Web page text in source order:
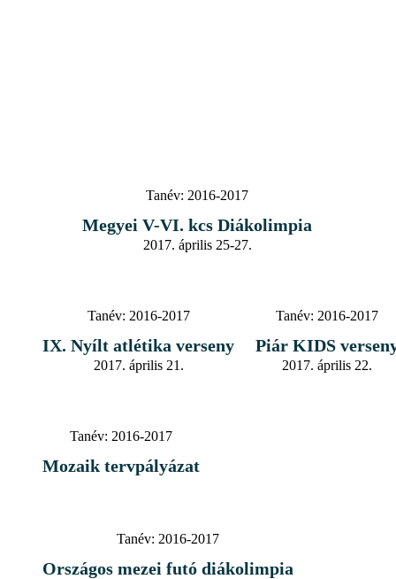
Tanév: 2016-2017
Megyei V-VI. kcs Diákolimpia
2017. április 25-27.
Tanév: 2016-2017
IX. Nyílt atlétika verseny
2017. április 21.
Tanév: 2016-2017
Piár KIDS
2017. április 22.
Tanév: 2016-2017
Mozaik tervpályázat
Tanév: 2016-2017
Országos mezei futó diákolimpia